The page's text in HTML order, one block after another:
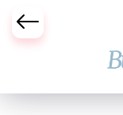
Büyükşehir